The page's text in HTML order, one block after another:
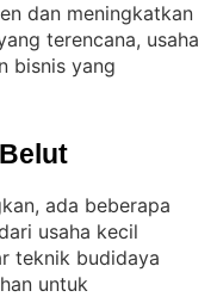
dan meningkatkan
terencana, usaha
bisnis yang
ada beberapa
usaha kecil
teknik budidaya
untuk